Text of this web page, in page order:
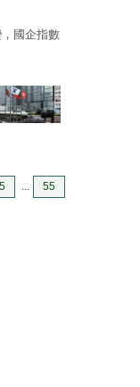
國企指數
... 55